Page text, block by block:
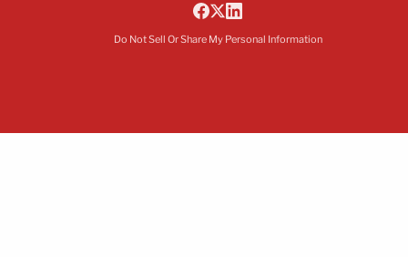
Do Not Sell Or Share My Personal Information